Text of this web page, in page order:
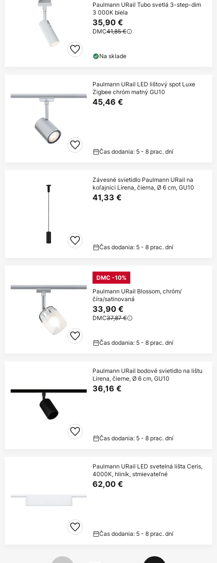
Paulmann URail Tubo svetlá 3-step-dim
3 000K biela
35,90 €
DMC41,85 €
Na sklade
Paulmann URail LED lištový spot Luxe
Zigbee chróm matný GU10
45,46 €
Čas dodania: 5 - 8 prac. dní
Závesné svietidlo Paulmann URail na
koľajnici Lirena, čierna, Ø 6 cm, GU10
41,33 €
Čas dodania: 5 - 8 prac. dní
DMC -10%
Paulmann URail Blossom, chróm/
číra/satinovaná
33,90 €
DMC37,87 €
Čas dodania: 5 - 8 prac. dní
Paulmann URail bodové svietidlo na lištu
Lirena, čierne, Ø 6 cm, GU10
36,16 €
Čas dodania: 5 - 8 prac. dní
Paulmann URail LED svetelná lišta Ceris,
4000K, hliník, stmievateľné
62,00 €
Čas dodania: 5 - 8 prac. dní